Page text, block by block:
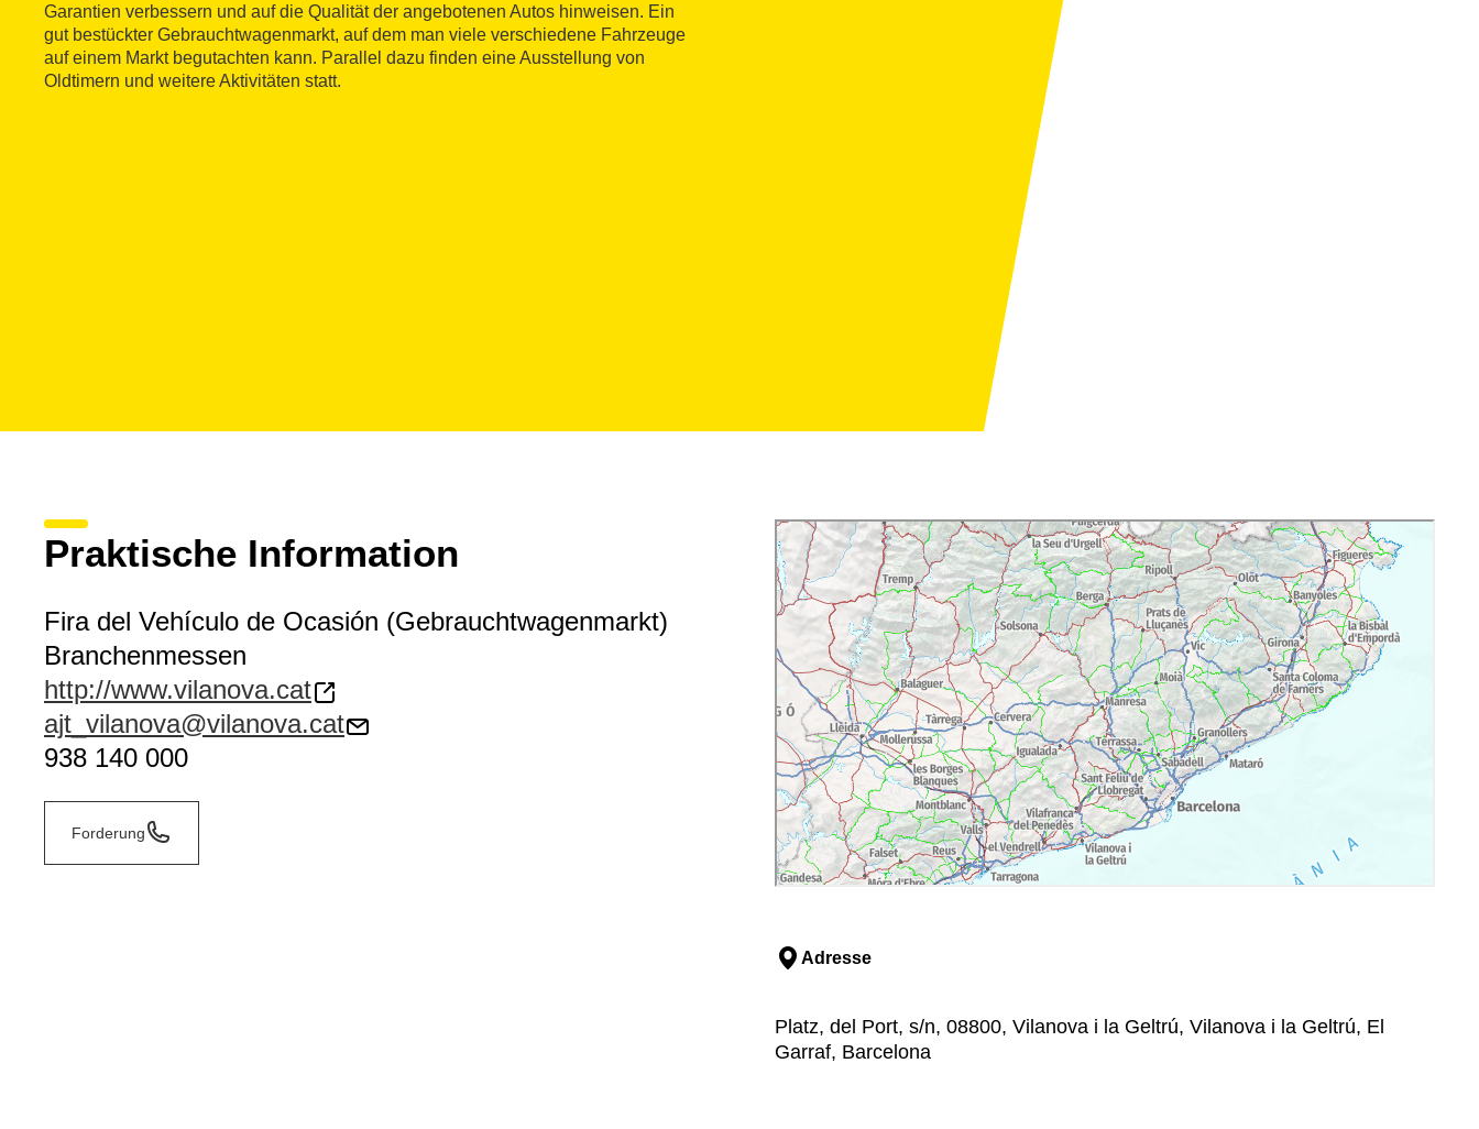
Garantien verbessern und auf die Qualität der angebotenen Autos hinweisen. Ein
gut bestückter Gebrauchtwagenmarkt, auf dem man viele verschiedene Fahrzeuge
auf einem Markt begutachten kann. Parallel dazu finden eine Ausstellung von
Oldtimern und weitere Aktivitäten statt.
Praktische Information
Fira del Vehículo de Ocasión (Gebrauchtwagenmarkt)
Branchenmessen
http://www.vilanova.cat
ajt_vilanova@vilanova.cat
938 140 000
Forderung
Adresse
Platz, del Port, s/n, 08800, Vilanova i la Geltrú, Vilanova i la Geltrú, El
Garraf, Barcelona